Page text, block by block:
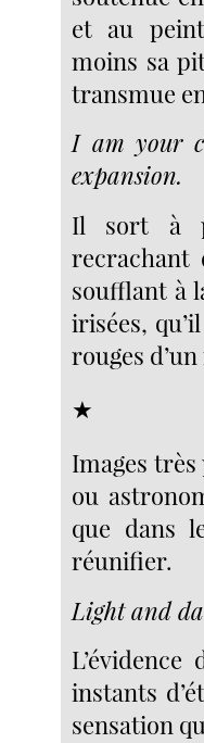
et au
moins sa
transmue
I am your
expansion.
Il sort à
recrachant
soufflant à
irisées,
rouges
★
Images
ou
que dans
réunifier.
Light and
instants
sensation